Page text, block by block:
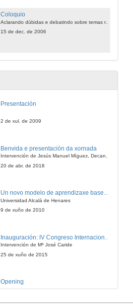
Coloquio
Aclarando dúbidas e debatindo sobre temas relacionados
15 de dec. de 2006
Presentación
2 de xul. de 2009
Benvida e presentación da xornada
Intervención de Jesús Manuel Míguez, Decano da Facultade de Bioloxía
20 de abr. de 2018
Un novo modelo de aprendizaxe baseado en problemas
Universidad Alcalá de Henares
9 de xuño de 2010
Intervención de Mª José Caride
25 de xuño de 2015
Opening